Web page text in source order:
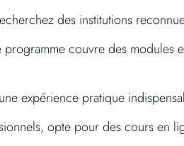
des institutions
couvre des modules
expérience pratique
opte pour des cours en